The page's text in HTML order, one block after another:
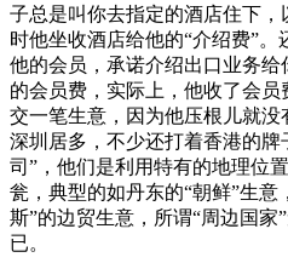
子总是叫你去指定的酒店住下
时他坐收酒店给他的“介绍费”。
他的会员，承诺介绍出口业务
的会员费，实际上，他收了会
交一笔生意，因为他压根儿就
深圳居多，不少还打着香港的
司”，他们是利用特有的地理位
瓮，典型的如丹东的“朝鲜”生意
斯”的边贸生意，所谓“周边国家
已。